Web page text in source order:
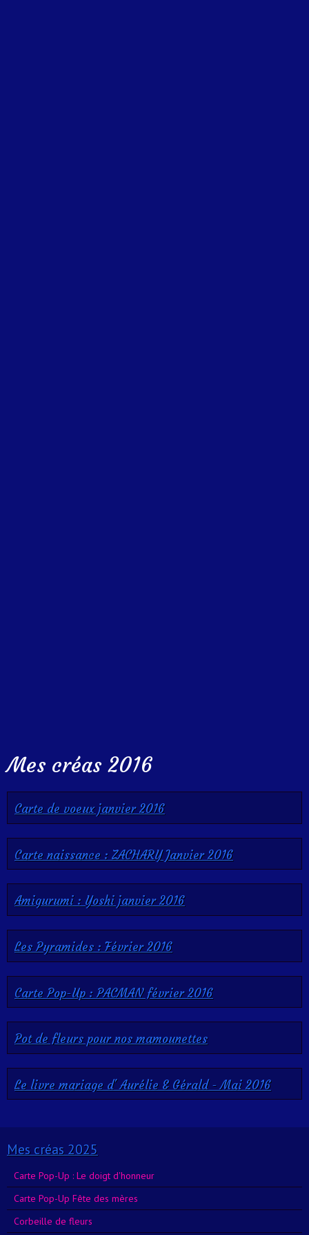
Mes créas 2016
Carte de voeux janvier 2016
Carte naissance : ZACHARY Janvier 2016
Amigurumi : Yoshi janvier 2016
Les Pyramides : Février 2016
Carte Pop-Up : PACMAN février 2016
Pot de fleurs pour nos mamounettes
Le livre mariage d' Aurélie & Gérald - Mai 2016
Mes créas 2025
Carte Pop-Up : Le doigt d'honneur
Carte Pop-Up Fête des mères
Corbeille de fleurs